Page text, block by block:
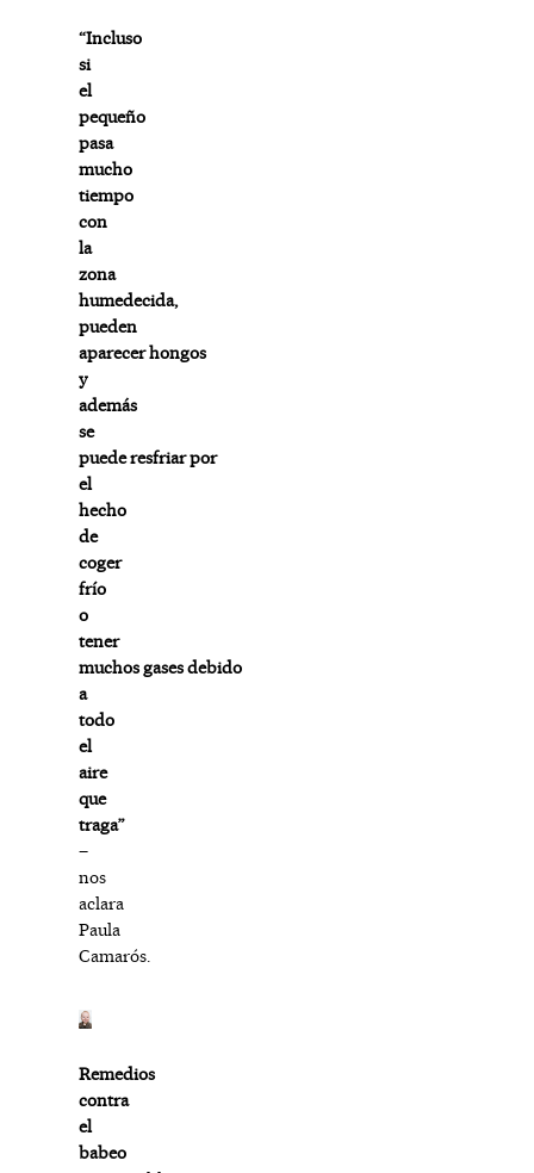
“Incluso
si
el
pequeño
pasa
mucho
tiempo
con
la
zona
humedecida,
pueden
aparecer hongos
y
además
se
puede resfriar por
el
hecho
de
coger
frío
o
tener
muchos gases debido
a
todo
el
aire
que
traga”
–
nos
aclara
Paula
Camarós.
Remedios
contra
el
babeo